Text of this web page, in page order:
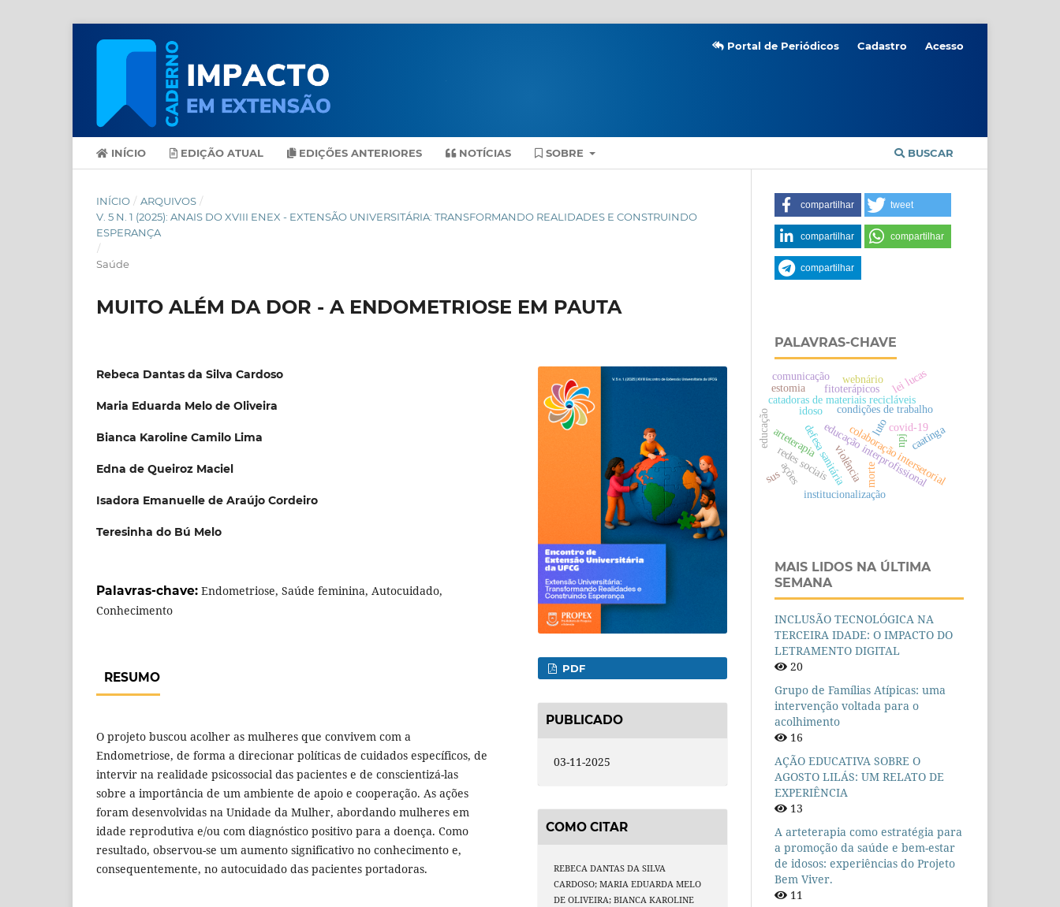
INÍCIO EDIÇÃO ATUAL EDIÇÕES ANTERIORES NOTÍCIAS SOBRE BUSCAR
Portal de Periódicos Cadastro Acesso
INÍCIO / ARQUIVOS /
V. 5 N. 1 (2025): ANAIS DO XVIII ENEX - EXTENSÃO UNIVERSITÁRIA: TRANSFORMANDO REALIDADES E CONSTRUINDO
ESPERANÇA
/
Saúde
MUITO ALÉM DA DOR - A ENDOMETRIOSE EM PAUTA
Rebeca Dantas da Silva Cardoso
Maria Eduarda Melo de Oliveira
Bianca Karoline Camilo Lima
Edna de Queiroz Maciel
Isadora Emanuelle de Araújo Cordeiro
Teresinha do Bú Melo
Palavras-chave: Endometriose, Saúde feminina, Autocuidado,
Conhecimento
RESUMO
O projeto buscou acolher as mulheres que convivem com a
Endometriose, de forma a direcionar políticas de cuidados específicos, de
intervir na realidade psicossocial das pacientes e de conscientizá-las
sobre a importância de um ambiente de apoio e cooperação. As ações
foram desenvolvidas na Unidade da Mulher, abordando mulheres em
idade reprodutiva e/ou com diagnóstico positivo para a doença. Como
resultado, observou-se um aumento significativo no conhecimento e,
consequentemente, no autocuidado das pacientes portadoras.
PDF
PUBLICADO
03-11-2025
COMO CITAR
REBECA DANTAS DA SILVA
CARDOSO; MARIA EDUARDA MELO
DE OLIVEIRA; BIANCA KAROLINE
compartilhar tweet
compartilhar compartilhar
compartilhar
PALAVRAS-CHAVE
catadoras de materiais recicláveis
condições de trabalho
colaboração intersetorial
educação interprofissional
covid-19
idoso
defesa sanitária
redes sociais
fitoterápicos
educação
morte
luto
npj
institucionalização
arteterapia
lei lucas
webnário
violência
comunicação
ações
sus
caatinga
estomia
MAIS LIDOS NA ÚLTIMA
SEMANA
INCLUSÃO TECNOLÓGICA NA
TERCEIRA IDADE: O IMPACTO DO
LETRAMENTO DIGITAL
20
Grupo de Famílias Atípicas: uma
intervenção voltada para o
acolhimento
16
AÇÃO EDUCATIVA SOBRE O
AGOSTO LILÁS: UM RELATO DE
EXPERIÊNCIA
13
A arteterapia como estratégia para
a promoção da saúde e bem-estar
de idosos: experiências do Projeto
Bem Viver.
11